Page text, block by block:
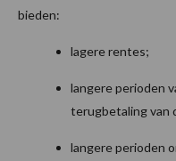
bieden:
lagere rentes;
langere perioden
terugbetaling van
langere perioden